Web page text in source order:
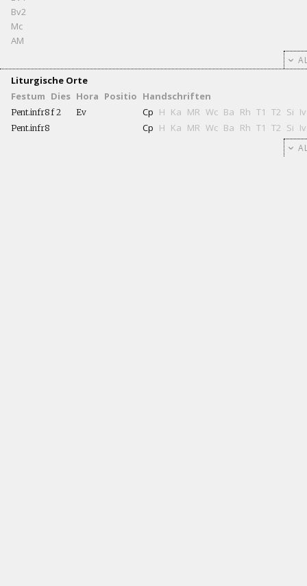
Bv2
Mc
AM
Liturgische Orte
Festum Dies Hora Positio Handschriften
Pent.infr8f 2 Ev Cp H Ka MR Wc Ba Rh T1 T2 Si Iv
Pent.infr8 Cp H Ka MR Wc Ba Rh T1 T2 Si Iv